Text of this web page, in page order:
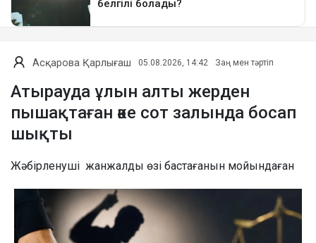
Асқарова Қарлығаш 05.08.2026, 14:42 Заң мен тәртіп
Атырауда ұлын алты жерден
пышақтаған әке сот залында босап
шықты
Жәбірленуші жанжалды өзі бастағанын мойындаған